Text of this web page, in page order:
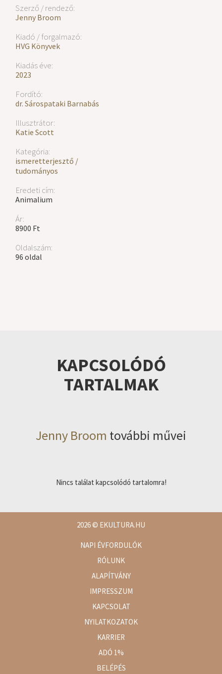
Szerző / rendező:
Jenny Broom
Kiadó / forgalmazó:
HVG Könyvek
Kiadás éve:
2023
Fordító:
dr. Sárospataki Barnabás
Illusztrátor:
Katie Scott
Kategória:
ismeretterjesztő /
tudományos
Eredeti cím:
Animalium
Ár:
8900 Ft
Oldalszám:
96 oldal
KAPCSOLÓDÓ
TARTALMAK
Jenny Broom további művei
Nincs találat kapcsolódó tartalomra!
2026© EKULTURA.HU
NAPI ÉVFORDULÓK
RÓLUNK
ALAPÍTVÁNY
IMPRESSZUM
KAPCSOLAT
NYILATKOZATOK
KARRIER
ADÓ 1%
BELÉPÉS